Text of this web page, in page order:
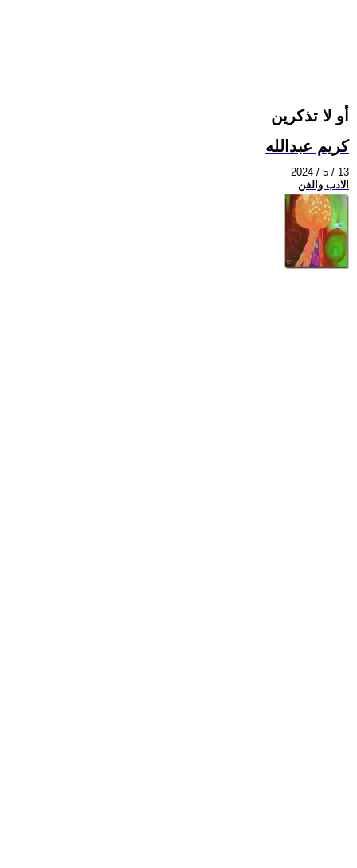
أو لا تذكرين
كريم عبدالله
2024 / 5 / 13
الادب والفن